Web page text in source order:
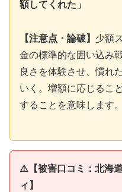
額してくれた」
【注意点・論破】 少額
金の標準的な囲い込み
良さを体験させ、慣れ
いく。増額に応じるこ
することを意味します。
⚠️【被害口コミ：北海
ィ】